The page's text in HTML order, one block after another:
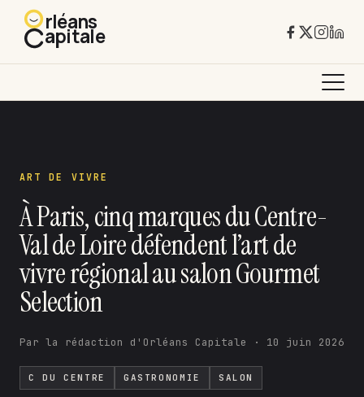
rléans
apitale
ART DE VIVRE
À Paris, cinq marques du Centre-
Val de Loire défendent l’art de
vivre régional au salon Gourmet
Selection
Par la rédaction d'Orléans Capitale · 10 juin 2026
C DU CENTRE GASTRONOMIE SALON